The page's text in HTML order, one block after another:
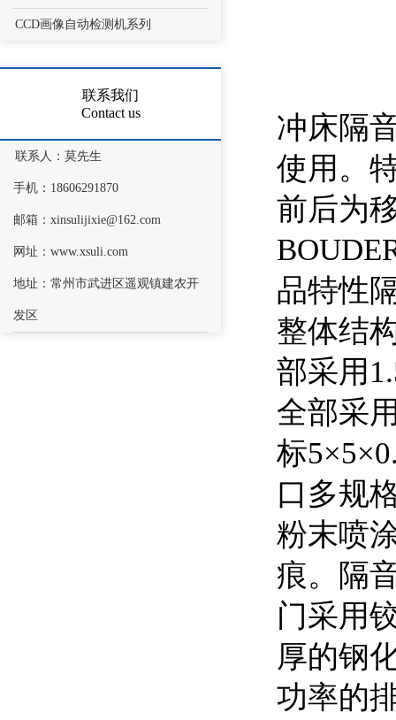
CCD画像自动检测机系列
联系我们
Contact us
联系人：莫先生
手机：18606291870
邮箱：xinsulijixie@162.com
网址： www.xsuli.com
地址：常州市武进区遥观镇建农开
发区
冲床隔
使用。
前后为
品特性
整体结
部采用
全部采
标
口多规
粉末喷
痕。隔
门采用
厚的钢
功率的